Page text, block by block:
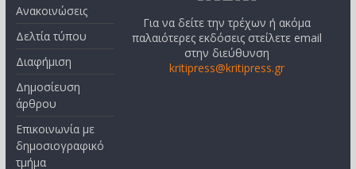
Ανακοινώσεις
Δελτία τύπου
Διαφήμιση
Δημοσίευση
άρθρου
Επικοινωνία με
δημοσιογραφικό
τμήμα
Για να δείτε την τρέχων ή ακόμα
παλαιότερες εκδόσεις στείλετε email
στην διεύθυνση
kritipress@kritipress.gr